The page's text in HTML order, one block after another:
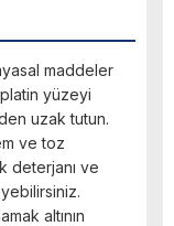
maddeler
platin yüzeyi
uzak tutun.
ve toz
deterjanı ve
altının